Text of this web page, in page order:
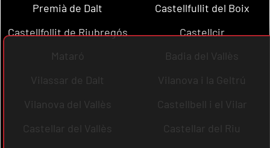
Premià de Dalt
Castellfullit del Boix
Castellfollit de Riubregós
Castellcir
Mataró
Badia del Vallès
Vilassar de Dalt
Vilanova i la Geltrú
Vilanova del Vallès
Castellbell i el Vilar
Castellar del Vallès
Castellar del Riu